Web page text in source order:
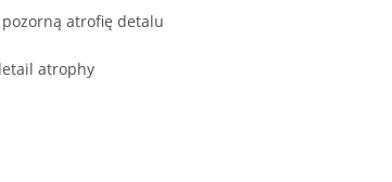
atrofię detalu
atrophy